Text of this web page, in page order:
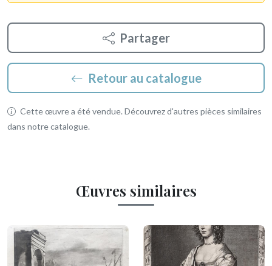
Partager
Retour au catalogue
Cette œuvre a été vendue. Découvrez d'autres pièces similaires
dans notre catalogue.
Œuvres similaires